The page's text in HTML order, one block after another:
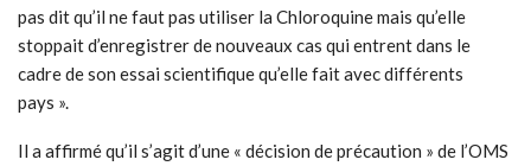
pas dit qu’il ne faut pas utiliser la Chloroquine mais qu’elle
stoppait d’enregistrer de nouveaux cas qui entrent dans le
cadre de son essai scientifique qu’elle fait avec différents
pays ».
Il a affirmé qu’il s’agit d’une « décision de précaution » de l’OMS